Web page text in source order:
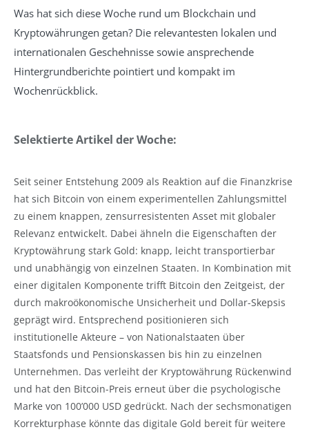
Was hat sich diese Woche rund um Blockchain und
Kryptowährungen getan? Die relevantesten lokalen und
internationalen Geschehnisse sowie ansprechende
Hintergrundberichte pointiert und kompakt im
Wochenrückblick.
Selektierte Artikel der Woche:
Seit seiner Entstehung 2009 als Reaktion auf die Finanzkrise
hat sich Bitcoin von einem experimentellen Zahlungsmittel
zu einem knappen, zensurresistenten Asset mit globaler
Relevanz entwickelt. Dabei ähneln die Eigenschaften der
Kryptowährung stark Gold: knapp, leicht transportierbar
und unabhängig von einzelnen Staaten. In Kombination mit
einer digitalen Komponente trifft Bitcoin den Zeitgeist, der
durch makroökonomische Unsicherheit und Dollar-Skepsis
geprägt wird. Entsprechend positionieren sich
institutionelle Akteure – von Nationalstaaten über
Staatsfonds und Pensionskassen bis hin zu einzelnen
Unternehmen. Das verleiht der Kryptowährung Rückenwind
und hat den Bitcoin-Preis erneut über die psychologische
Marke von 100’000 USD gedrückt. Nach der sechsmonatigen
Korrekturphase könnte das digitale Gold bereit für weitere